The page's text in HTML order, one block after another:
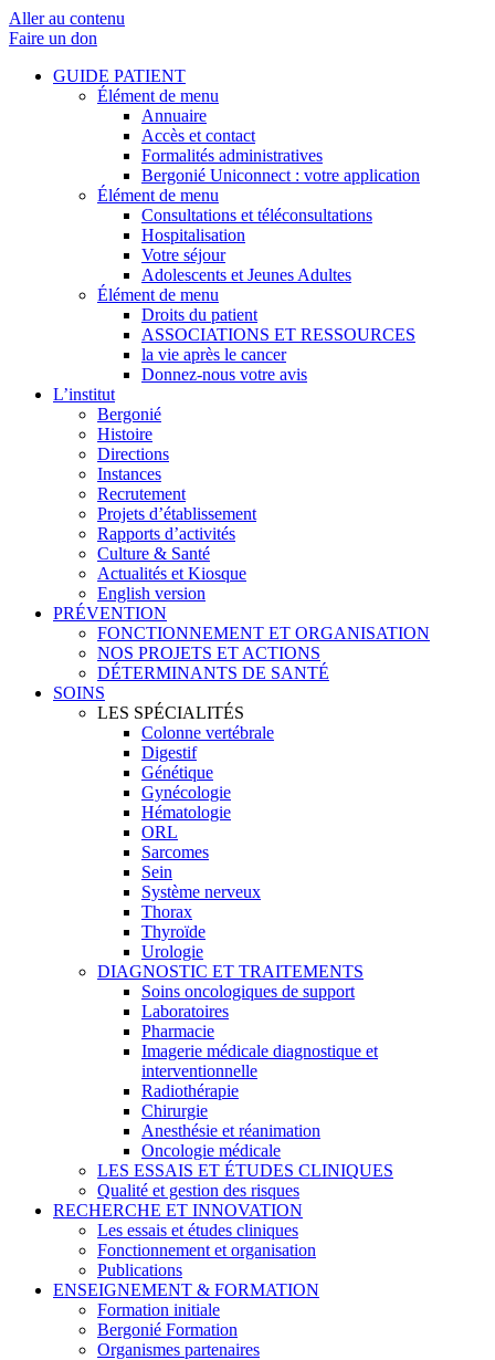
Aller au contenu
Faire un don
GUIDE PATIENT
Élément de menu
Annuaire
Accès et contact
Formalités administratives
Bergonié Uniconnect : votre application
Élément de menu
Consultations et téléconsultations
Hospitalisation
Votre séjour
Adolescents et Jeunes Adultes
Élément de menu
Droits du patient
ASSOCIATIONS ET RESSOURCES
la vie après le cancer
Donnez-nous votre avis
L’institut
Bergonié
Histoire
Directions
Instances
Recrutement
Projets d’établissement
Rapports d’activités
Culture & Santé
Actualités et Kiosque
English version
PRÉVENTION
FONCTIONNEMENT ET ORGANISATION
NOS PROJETS ET ACTIONS
DÉTERMINANTS DE SANTÉ
SOINS
LES SPÉCIALITÉS
Colonne vertébrale
Digestif
Génétique
Gynécologie
Hématologie
ORL
Sarcomes
Sein
Système nerveux
Thorax
Thyroïde
Urologie
DIAGNOSTIC ET TRAITEMENTS
Soins oncologiques de support
Laboratoires
Pharmacie
Imagerie médicale diagnostique et
interventionnelle
Radiothérapie
Chirurgie
Anesthésie et réanimation
Oncologie médicale
LES ESSAIS ET ÉTUDES CLINIQUES
Qualité et gestion des risques
RECHERCHE ET INNOVATION
Les essais et études cliniques
Fonctionnement et organisation
Publications
ENSEIGNEMENT & FORMATION
Formation initiale
Bergonié Formation
Organismes partenaires